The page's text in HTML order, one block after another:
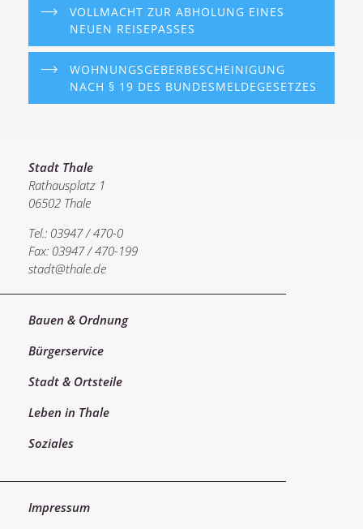
VOLLMACHT ZUR ABHOLUNG EINES
NEUEN REISEPASSES
WOHNUNGSGEBERBESCHEINIGUNG
NACH § 19 DES BUNDESMELDEGESETZES
Stadt Thale
Rathausplatz 1
06502 Thale
Tel.: 03947 / 470-0
Fax: 03947 / 470-199
stadt@thale.de
Bauen & Ordnung
Bürgerservice
Stadt & Ortsteile
Leben in Thale
Soziales
Impressum